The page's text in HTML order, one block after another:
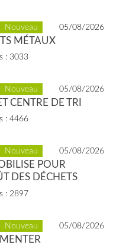
Nouveau 05/08/2026
MÉTAUX
: 3033
Nouveau 05/08/2026
CENTRE DE TRI
: 4466
Nouveau 05/08/2026
POUR
DES DÉCHETS
: 2897
Nouveau 05/08/2026